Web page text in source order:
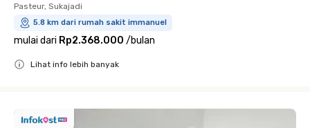
Pasteur, Sukajadi
5.8 km dari rumah sakit immanuel
mulai dari Rp2.368.000 /bulan
Lihat info lebih banyak